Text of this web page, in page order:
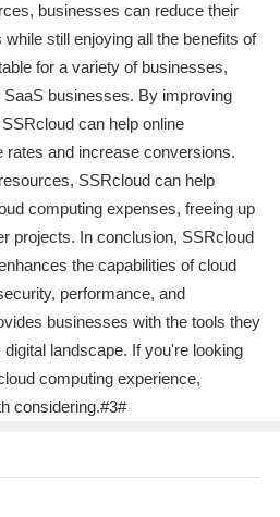
businesses can reduce their
still enjoying all the benefits of
for a variety of businesses,
businesses. By improving
can help online
rates and increase conversions.
SSRcloud can help
computing expenses, freeing up
projects. In conclusion, SSRcloud
the capabilities of cloud
performance, and
businesses with the tools they
landscape. If you're looking
computing experience,
considering.#3#